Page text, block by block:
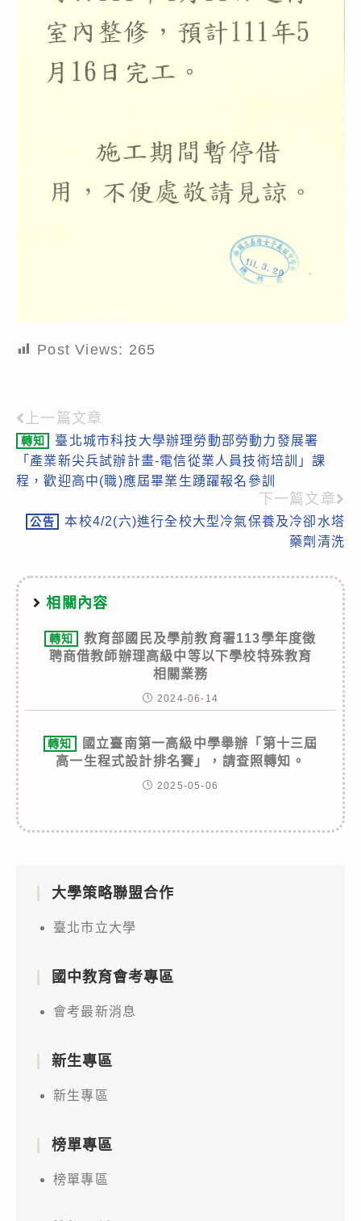
Post Views: 265
Read
more
articles
上一篇文章
轉知
臺北城市科技大學辦理勞動部勞動力發展署
「產業新尖兵試辦計畫-電信從業人員技術培訓」課
程，歡迎高中(職)應屆畢業生踴躍報名參訓
下一篇文章
公告
本校4/2(六)進行全校大型冷氣保養及冷卻水塔
藥劑清洗
相關內容
轉知
教育部國民及學前教育署113學年度徵
聘商借教師辦理高級中等以下學校特殊教育
相關業務
2024-06-14
轉知
國立臺南第一高級中學舉辦「第十三屆
高一生程式設計排名賽」，請查照轉知。
2025-05-06
大學策略聯盟合作
臺北市立大學
國中教育會考專區
會考最新消息
新生專區
新生專區
榜單專區
榜單專區